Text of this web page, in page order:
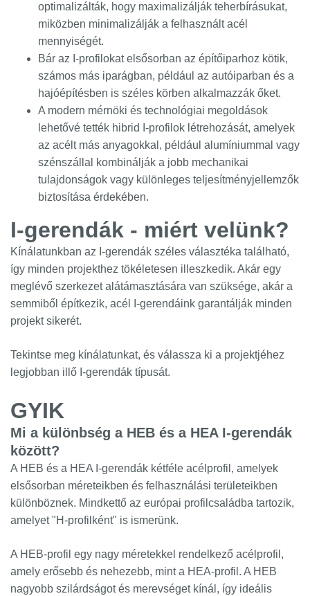
optimalizálták, hogy maximalizálják teherbírásukat,
miközben minimalizálják a felhasznált acél
mennyiségét.
Bár az I-profilokat elsősorban az építőiparhoz kötik,
számos más iparágban, például az autóiparban és a
hajóépítésben is széles körben alkalmazzák őket.
A modern mérnöki és technológiai megoldások
lehetővé tették hibrid I-profilok létrehozását, amelyek
az acélt más anyagokkal, például alumíniummal vagy
szénszállal kombinálják a jobb mechanikai
tulajdonságok vagy különleges teljesítményjellemzők
biztosítása érdekében.
I-gerendák - miért velünk?
Kínálatunkban az I-gerendák széles választéka található,
így minden projekthez tökéletesen illeszkedik. Akár egy
meglévő szerkezet alátámasztására van szüksége, akár a
semmiből építkezik, acél I-gerendáink garantálják minden
projekt sikerét.
Tekintse meg kínálatunkat, és válassza ki a projektjéhez
legjobban illő I-gerendák típusát.
GYIK
Mi a különbség a HEB és a HEA I-gerendák
között?
A HEB és a HEA I-gerendák kétféle acélprofil, amelyek
elsősorban méreteikben és felhasználási területeikben
különböznek. Mindkettő az európai profilcsaládba tartozik,
amelyet "H-profilként" is ismerünk.
A HEB-profil egy nagy méretekkel rendelkező acélprofil,
amely erősebb és nehezebb, mint a HEA-profil. A HEB
nagyobb szilárdságot és merevséget kínál, így ideális